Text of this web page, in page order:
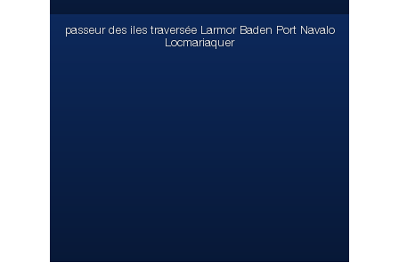
passeur des iles traversée Larmor Baden Port Navalo
Locmariaquer